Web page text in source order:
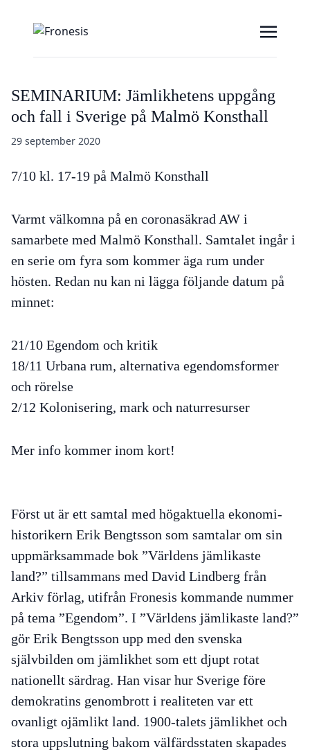
SEMINARIUM: Jämlikhetens uppgång
och fall i Sverige på Malmö Konsthall
29 september 2020
7/10 kl. 17-19 på Malmö Konsthall
Varmt välkomna på en coronasäkrad AW i
samarbete med Malmö Konsthall. Samtalet ingår i
en serie om fyra som kommer äga rum under
hösten. Redan nu kan ni lägga följande datum på
minnet:
21/10 Egendom och kritik
18/11 Urbana rum, alternativa egendomsformer
och rörelse
2/12 Kolonisering, mark och naturresurser
Mer info kommer inom kort!
Först ut är ett samtal med högaktuella ekonomi-
historikern Erik Bengtsson som samtalar om sin
uppmärksammade bok ”Världens jämlikaste
land?” tillsammans med David Lindberg från
Arkiv förlag, utifrån Fronesis kommande nummer
på tema ”Egendom”. I ”Världens jämlikaste land?”
gör Erik Bengtsson upp med den svenska
självbilden om jämlikhet som ett djupt rotat
nationellt särdrag. Han visar hur Sverige före
demokratins genombrott i realiteten var ett
ovanligt ojämlikt land. 1900-talets jämlikhet och
stora uppslutning bakom välfärdsstaten skapades